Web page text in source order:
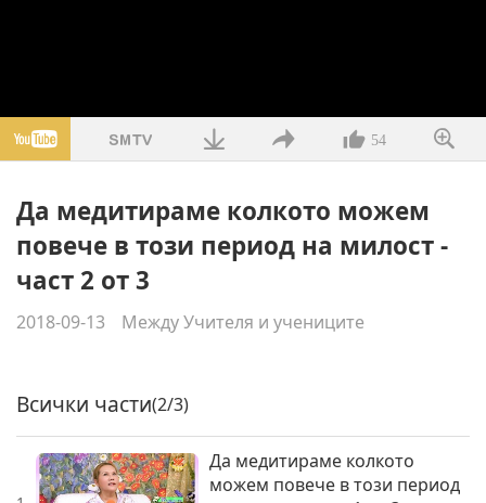
54
Да медитираме колкото можем
повече в този период на милост -
част 2 от 3
2018-09-13 Между Учителя и учениците
Всички части(2/3)
Да медитираме колкото
можем повече в този период